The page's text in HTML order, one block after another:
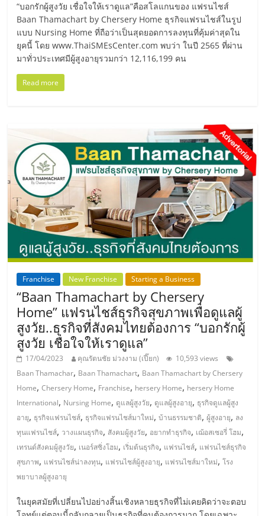
รน
ไชส์
แฟ
ไชส์
ขาย
หน้า
บ้าน
ลงทุน
น้อย
คืน
ทุน
ไว,
ที่
ปรึกษา
การ
“บอกรักผู้สูงวัย เชื่อใจให้เราดูแล”คือสโลแกนของ แฟรนไชส์
Baan Thamachart by Chersery Home ธุรกิจแฟรนไชส์ในรูป
แบบ Nursing Home ที่ถือว่าเป็นสุดยอดการลงทุนที่คุ้มค่าสุดใน
ยุคนี้ โดย www.ThaiSMEsCenter.com พบว่า ในปี 2565 ที่ผ่าน
มาทั่วประเทศมีผู้สูงอายุรวมกว่า 12,116,199 คน
Read more
Franchise New Franchise Starting a Business
“Baan Thamachart by Chersery
Home” แฟรนไชส์ธุรกิจสุขภาพเพื่อดูแลผู้
สูงวัย..ธุรกิจที่สังคมไทยต้องการ “บอกรักผู้
สูงวัย เชื่อใจให้เราดูแล”
17/04/2023 คุณรัตนชัย ม่วงงาม (เปี๊ยก)
10,593 views
Baan Thamachar, Baan Thamachart, Baan Thamachart by Chersery
Home,Chersery Home, Franchise, hersery Home, hersery Home
International, Nursing Home, ดูแลผู้สูงวัย, ดูแลผู้สูงอายุ, ธุรกิจดูแลผู้สูง
อายุ, ธุรกิจแฟรนไชส์, ธุรกิจแฟรนไชส์มาใหม่,บ้านธรรมชาติ,ผู้สูงอายุ, ลง
ทุนแฟรนไชส์, วางแผนธุรกิจ, สังคมผู้สูงวัย, อยากทำธุรกิจ, เฌ้อสเซอรี่ โฮม,
เทรนด์สังคมผู้สูงวัย, เนอร์สซิ่งโฮม, เริ่มต้นธุรกิจ, แฟรนไชส์, แฟรนไชส์ธุรกิจ
สุขภาพ, แฟรนไชส์น่าลงทุน, แฟรนไชส์ผู้สูงอายุ, แฟรนไชส์มาใหม่,โรง
พยาบาลผู้สูงอายุ
ในยุคสมัยที่เปลี่ยนไปอย่างสิ้นเชิงหลายธุรกิจที่ไม่เคยคิดว่าจะตอบ